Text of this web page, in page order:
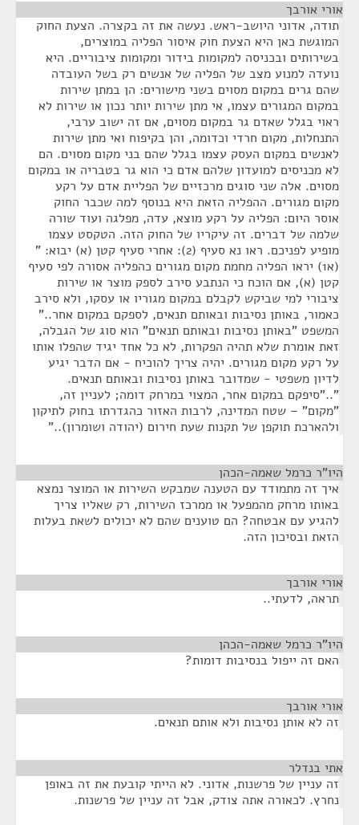
אורי אורבך
תודה, אדוני היושב-ראש. נעשה את זה בקצרה. הצעת החוק
המוגשת כאן היא הצעת חוק איסור הפליה במוצרים,
בשירותים ובכניסה למקומות בידור ומקומות ציבוריים. היא
נועדה למנוע מצב של הפליה של אנשים רק בשל העובדה
שהם גרים במקום מסוים בשני מישורים: הן במתן שירות
במקום המגורים עצמו, אי מתן שירות יותר נכון או שירות לא
ראוי בגלל שאדם גר במקום מסוים, אם זה ישוב ערבי,
התנחלות, מקום חרדי וכדומה, והן בקיפוח ואי מתן שירות
לאנשים במקום העסק עצמו בגלל שהם בני מקום מסוים. הם
לא מכניסים למועדון שלהם אדם כי הוא גר בטבריה או במקום
מסוים. אלה שני סוגים מרכזיים של הפליית אדם על רקע
מקום מגורים. ההפליה הזאת היא בנוסף למה שכבר החוק
אוסר היום: הפליה על רקע מוצא, עדה, מפלגה ועוד שורה
שלמה של דברים. זה עיקריו של החוק הזה. הטקסט עצמו
מופיע לפניכם. ראו נא סעיף (2): אחרי סעיף קטן (א) יבוא: "
(א1) יראו הפליה מחמת מקום מגורים כהפליה אסורה לפי סעיף
קטן (א), אם הוכח כי הנתבע סירב לספק מוצר או שירות
ציבורי למי שביקש לקבלם במקום מגוריו או עסקו, ולא סירב
כאמור, באותן נסיבות ובאותם תנאים, לספקם במקום אחר.."
המשפט "באותן נסיבות ובאותם תנאים" הוא סוג של הגבלה,
זאת אומרת שלא תהיה הפקרות, לא כל אחד יגיד שהפלו אותו
על רקע מקום מגורים. יהיה צריך להוכיח - אם הדבר יגיע
לדיון משפטי - שמדובר באותן נסיבות ובאותם תנאים.
".."סיפקם במקום אחר, המצוי במרחק דומה; לעניין זה,
"מקום" – שטח המדינה, לרבות האזור כהגדרתו בחוק לתיקון
ולהארכת תוקפן של תקנות שעת חירום (יהודה ושומרון).."
היו"ר כרמל שאמה-הכהן
איך זה מתמודד עם הטענה שמבקש השירות או המוצר נמצא
באותו מרחק מהמפעל או ממרכז השירות, רק שאליו צריך
להגיע עם אבטחה? הם טוענים שהם לא יכולים לשאת בעלות
הזאת ובסיכון הזה.
אורי אורבך
תראה, לדעתי..
היו"ר כרמל שאמה-הכהן
האם זה ייפול בנסיבות דומות?
אורי אורבך
זה לא אותן נסיבות ולא אותם תנאים.
אתי בנדלר
זה עניין של פרשנות, אדוני. לא הייתי קובעת את זה באופן
נחרץ. לכאורה אתה צודק, אבל זה עניין של פרשנות.